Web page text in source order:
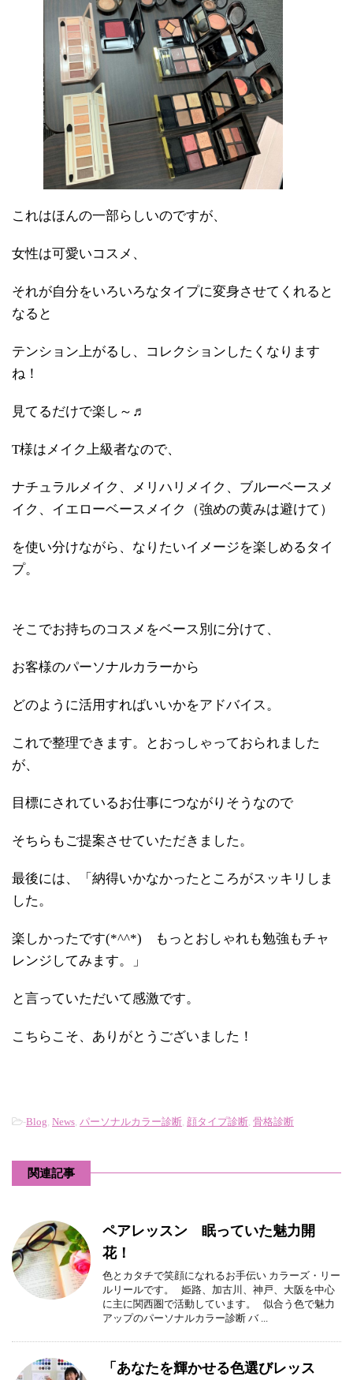
これはほんの一部らしいのですが、
女性は可愛いコスメ、
それが自分をいろいろなタイプに変身させてくれると
なると
テンション上がるし、コレクションしたくなります
ね！
見てるだけで楽し～♬
T様はメイク上級者なので、
ナチュラルメイク、メリハリメイク、ブルーベースメ
イク、イエローベースメイク（強めの黄みは避けて）
を使い分けながら、なりたいイメージを楽しめるタイ
プ。
そこでお持ちのコスメをベース別に分けて、
お客様のパーソナルカラーから
どのように活用すればいいかをアドバイス。
これで整理できます。とおっしゃっておられました
が、
目標にされているお仕事につながりそうなので
そちらもご提案させていただきました。
最後には、「納得いかなかったところがスッキリしま
した。
楽しかったです(*^^*) もっとおしゃれも勉強もチャ
レンジしてみます。」
と言っていただいて感激です。
こちらこそ、ありがとうございました！
-Blog, News, パーソナルカラー診断, 顔タイプ診断, 骨格診断
関連記事
ペアレッスン 眠っていた魅力開
花！
色とカタチで笑顔になれるお手伝い カラーズ・リー
ルリールです。 姫路、加古川、神戸、大阪を中心
に主に関西圏で活動しています。 似合う色で魅力
アップのパーソナルカラー診断 バ ...
「あなたを輝かせる色選びレッス